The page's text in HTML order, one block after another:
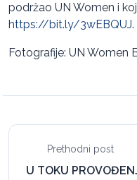
podržao UN Women i
https://bit.ly/3wEBQUJ.
Fotografije: UN Women
Prethodni post
U TOKU